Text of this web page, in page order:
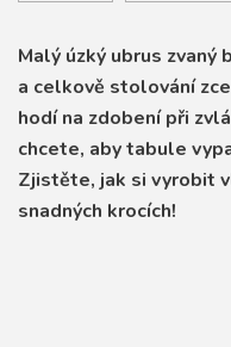
Malý úzký ubrus zvaný
a celkově stolování
hodí na zdobení při
chcete, aby tabule
Zjistěte, jak si vyrobit
snadných krocích!